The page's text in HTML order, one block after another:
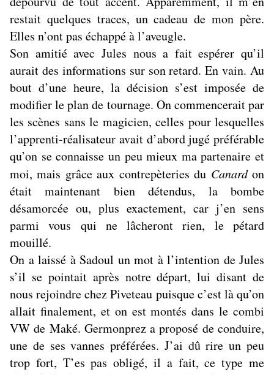
restait quelques traces, un cadeau de mon père.
Elles n’ont pas échappé à l’aveugle.
Son amitié avec Jules nous a fait espérer qu’il
aurait des informations sur son retard. En vain. Au
bout d’une heure, la décision s’est imposée de
modifier le plan de tournage. On commencerait par
les scènes sans le magicien, celles pour lesquelles
l’apprenti-réalisateur avait d’abord jugé préférable
qu’on se connaisse un peu mieux ma partenaire et
moi, mais grâce aux contrepèteries du Canardon
était maintenant bien détendus, la bombe
désamorcée ou, plus exactement, car j’en sens
parmi vous qui ne lâcheront rien, le pétard
mouillé.
On a laissé à Sadoul un mot à l’intention de Jules
s’il se pointait après notre départ, lui disant de
nous rejoindre chez Piveteau puisque c’est là qu’on
allait finalement, et on est montés dans le combi
VW de Maké. Germonprez a proposé de conduire,
une de ses vannes préférées. J’ai dû rire un peu
trop fort, T’es pas obligé, il a fait, ce type me